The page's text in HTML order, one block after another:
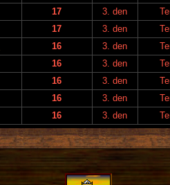
17 3. den
17 3. den
16 3. den
16 3. den
16 3. den
16 3. den
16 3. den